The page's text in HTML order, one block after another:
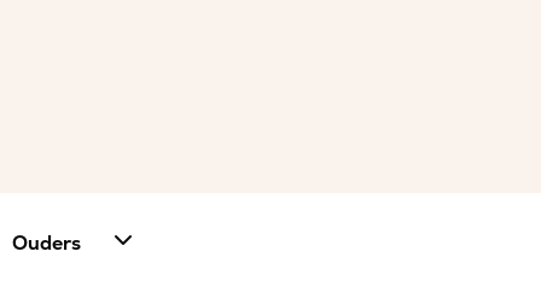
Ouders